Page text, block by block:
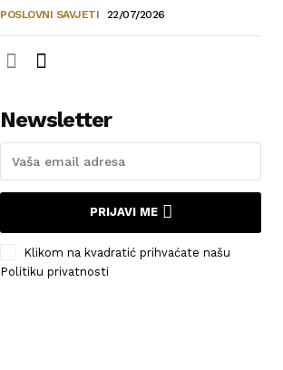
POSLOVNI SAVJETI 22/07/2026
Newsletter
PRIJAVI ME
Klikom na kvadratić prihvaćate našu
Politiku privatnosti